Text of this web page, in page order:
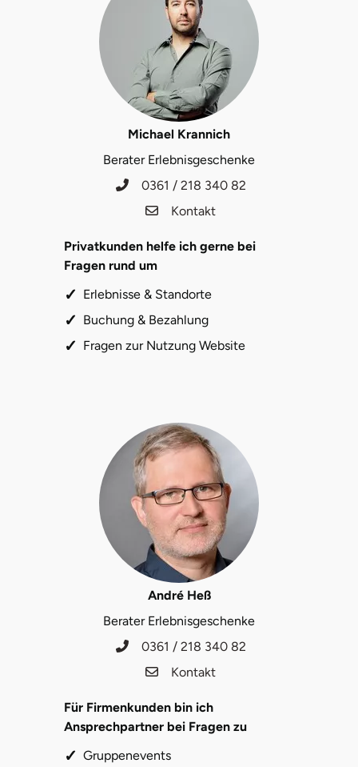
Michael Krannich
Berater Erlebnisgeschenke
0361 / 218 340 82
Kontakt
Privatkunden helfe ich gerne bei
Fragen rund um
Erlebnisse & Standorte
Buchung & Bezahlung
Fragen zur Nutzung Website
André Heß
Berater Erlebnisgeschenke
0361 / 218 340 82
Kontakt
Für Firmenkunden bin ich
Ansprechpartner bei Fragen zu
Gruppenevents